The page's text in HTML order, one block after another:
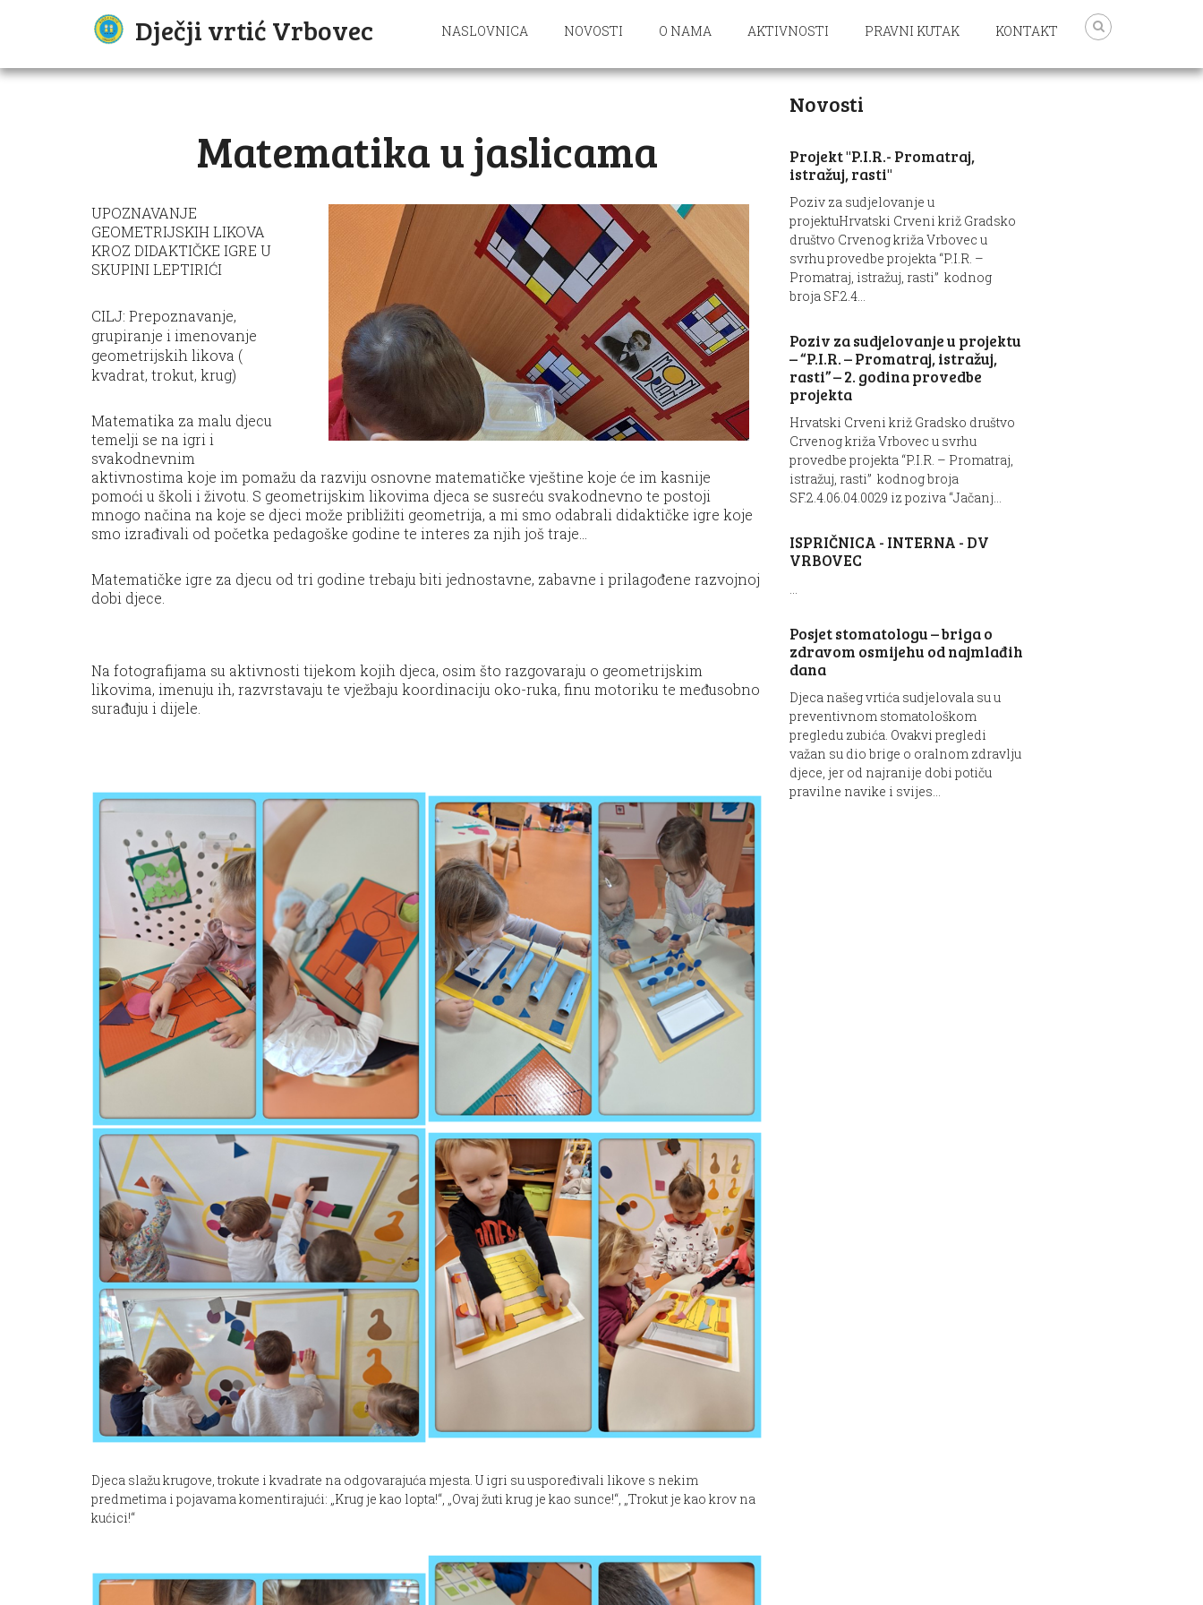
Dječji vrtić Vrbovec NASLOVNICA NOVOSTI O NAMA AKTIVNOSTI PRAVNI KUTAK KONTAKT
Matematika u jaslicama
UPOZNAVANJE
GEOMETRIJSKIH LIKOVA
KROZ DIDAKTIČKE IGRE U
SKUPINI LEPTIRIĆI
CILJ: Prepoznavanje,
grupiranje i imenovanje
geometrijskih likova (
kvadrat, trokut, krug)
Matematika za malu djecu
temelji se na igri i
svakodnevnim
aktivnostima koje im pomažu da razviju osnovne matematičke vještine koje će im kasnije
pomoći u školi i životu. S geometrijskim likovima djeca se susreću svakodnevno te postoji
mnogo načina na koje se djeci može približiti geometrija, a mi smo odabrali didaktičke igre koje
smo izrađivali od početka pedagoške godine te interes za njih još traje…
Matematičke igre za djecu od tri godine trebaju biti jednostavne, zabavne i prilagođene razvojnoj
dobi djece.
Na fotografijama su aktivnosti tijekom kojih djeca, osim što razgovaraju o geometrijskim
likovima, imenuju ih, razvrstavaju te vježbaju koordinaciju oko-ruka, finu motoriku te međusobno
surađuju i dijele.
Djeca slažu krugove, trokute i kvadrate na odgovarajuća mjesta. U igri su uspoređivali likove s nekim
predmetima i pojavama komentirajući: „Krug je kao lopta!“, „Ovaj žuti krug je kao sunce!“, „Trokut je kao krov na
kućici!“
Novosti
Projekt "P.I.R.- Promatraj,
istražuj, rasti"
Poziv za sudjelovanje u
projektuHrvatski Crveni križ Gradsko
društvo Crvenog križa Vrbovec u
svrhu provedbe projekta “P.I.R. –
Promatraj, istražuj, rasti” kodnog
broja SF.2.4...
Poziv za sudjelovanje u projektu
– “P.I.R. – Promatraj, istražuj,
rasti” – 2. godina provedbe
projekta
Hrvatski Crveni križ Gradsko društvo
Crvenog križa Vrbovec u svrhu
provedbe projekta “P.I.R. – Promatraj,
istražuj, rasti” kodnog broja
SF.2.4.06.04.0029 iz poziva “Jačanj...
ISPRIČNICA - INTERNA - DV
VRBOVEC
Posjet stomatologu – briga o
zdravom osmijehu od najmlađih
dana
Djeca našeg vrtića sudjelovala su u
preventivnom stomatološkom
pregledu zubića. Ovakvi pregledi
važan su dio brige o oralnom zdravlju
djece, jer od najranije dobi potiču
pravilne navike i svijes...